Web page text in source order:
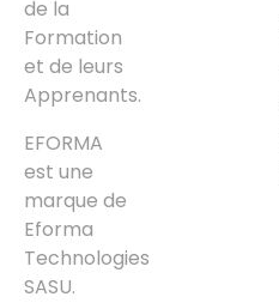
de la
Formation
et de leurs
Apprenants.
EFORMA
est une
marque de
Eforma
Technologies
SASU.